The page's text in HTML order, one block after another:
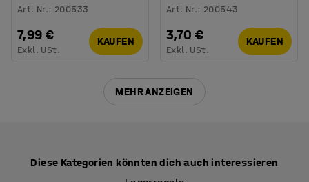
Art. Nr.: 200533
7,99 €
Exkl. USt.
KAUFEN
Art. Nr.: 200543
3,70 €
Exkl. USt.
KAUFEN
MEHR ANZEIGEN
Diese Kategorien könnten dich auch interessieren